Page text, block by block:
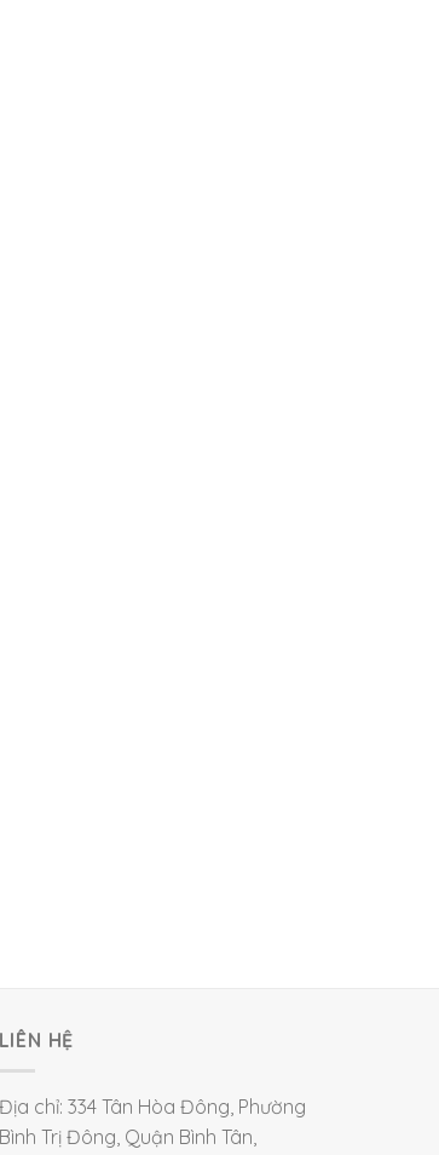
LIÊN HỆ
Địa chỉ: 334 Tân Hòa Đông, Phường
Bình Trị Đông, Quận Bình Tân,